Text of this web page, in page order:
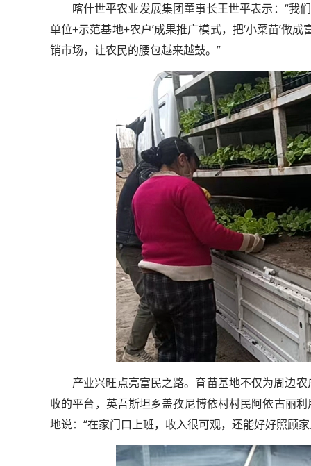
喀什世平农业发展集团董事长王世平表示：“我
单位+示范基地+农户’成果推广模式，把‘小菜苗’做
销市场，让农民的腰包越来越鼓。”
产业兴旺点亮富民之路。育苗基地不仅为周边
收的平台，英吾斯坦乡盖孜尼博依村村民阿依古丽
地说：“在家门口上班，收入很可观，还能好好照顾